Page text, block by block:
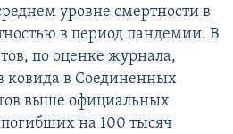
уровне смертности в
в период пандемии. В
по оценке журнала,
ковида в Соединенных
выше официальных
на 100 тысяч